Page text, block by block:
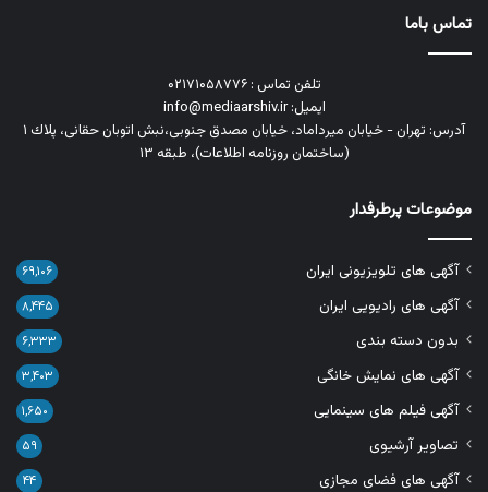
تماس باما
تلفن تماس : ۰۲۱۷۱۰۵۸۷۷۶
ایمیل: info@mediaarshiv.ir
آدرس: تهران - خیابان میرداماد، خیابان مصدق جنوبی،نبش اتوبان حقانی، پلاك ١
(ساختمان روزنامه اطلاعات)، طبقه ۱۳
موضوعات پرطرفدار
آگهی های تلویزیونی ایران ۶۹,۱۰۶
آگهی های رادیویی ایران ۸,۴۴۵
بدون دسته بندی ۶,۳۳۳
آگهی های نمایش خانگی ۳,۴۰۳
آگهی فیلم های سینمایی ۱,۶۵۰
تصاویر آرشیوی ۵۹
آگهی های فضای مجازی ۴۴